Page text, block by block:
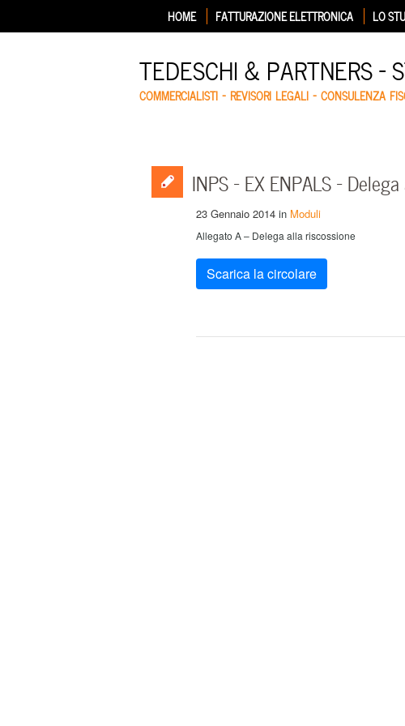
HOME FATTURAZIONE ELETTRONICA LO
TEDESCHI & PARTNERS –
COMMERCIALISTI – REVISORI LEGALI – CONSULENZA
INPS – EX ENPALS –
23 Gennaio 2014 in Moduli
Allegato A – Delega alla riscossione
Scarica la circolare